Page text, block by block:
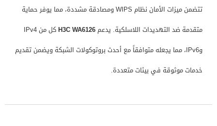
تتضمن ميزات الأمان نظام WIPS ومصادقة مشددة، مما يوفر حماية
متقدمة ضد التهديدات اللاسلكية. يدعمH3C WA6126
كل من IPv4
وIPv6، مما يجعله متوافقاً مع أحدث بروتوكولات الشبكة ويضمن تقديم
خدمات موثوقة في بيئات متعددة.